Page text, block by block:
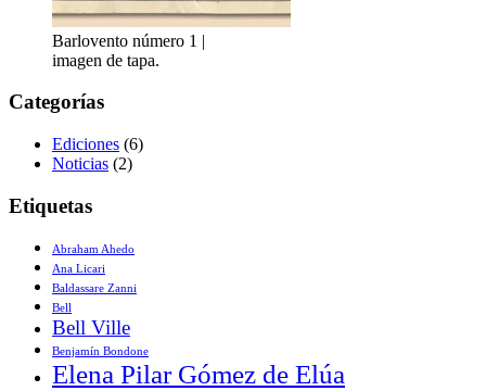
Barlovento número 1 |
imagen de tapa.
Categorías
Ediciones (6)
Noticias (2)
Etiquetas
Abraham Ahedo
Ana Licari
Baldassare Zanni
Bell
Bell Ville
Benjamín Bondone
Elena Pilar Gómez de Elúa